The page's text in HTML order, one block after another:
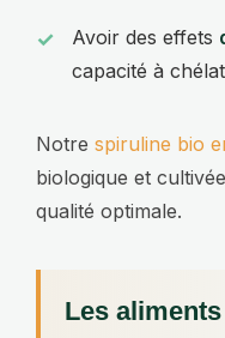
Avoir des effets
capacité à
Notre spiruline bio
biologique et
qualité optimale.
Les